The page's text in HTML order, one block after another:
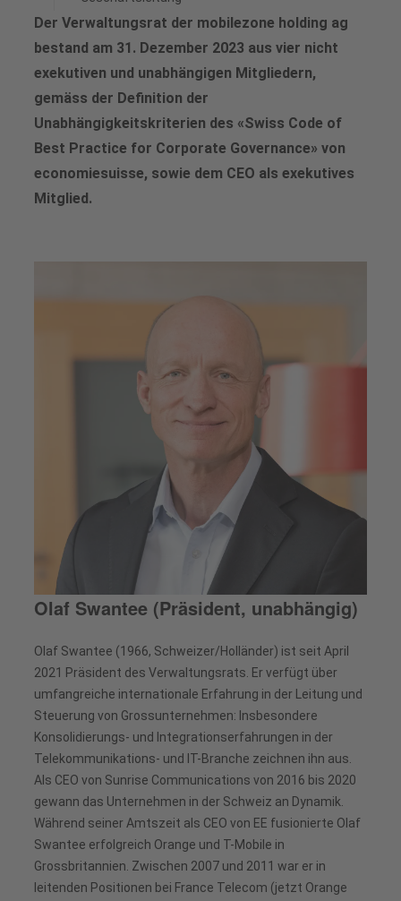
Generalversammlung
Analysten
Aktienrückkaufprogramme
Aktie
Medienkontakt
Offene Stellen mobilezone reload
Offene Lehrstellen
Deine Ausbildung bei mobilezone
Trainee-Programm
Der Verwaltungsrat der mobilezone holding ag
bestand am 31. Dezember 2023 aus vier nicht
exekutiven und unabhängigen Mitgliedern,
gemäss der Definition der
Unabhängigkeitskriterien des «Swiss Code of
Best Practice for Corporate Governance» von
economiesuisse, sowie dem CEO als exekutives
Mitglied.
Olaf Swantee (Präsident, unabhängig)
Olaf Swantee (1966, Schweizer/Holländer) ist seit April
2021 Präsident des Verwaltungsrats. Er verfügt über
umfangreiche internationale Erfahrung in der Leitung und
Steuerung von Grossunternehmen: Insbesondere
Konsolidierungs- und Integrationserfahrungen in der
Telekommunikations- und IT-Branche zeichnen ihn aus.
Als CEO von Sunrise Communications von 2016 bis 2020
gewann das Unternehmen in der Schweiz an Dynamik.
Während seiner Amtszeit als CEO von EE fusionierte Olaf
Swantee erfolgreich Orange und T-Mobile in
Grossbritannien. Zwischen 2007 und 2011 war er in
leitenden Positionen bei France Telecom (jetzt Orange